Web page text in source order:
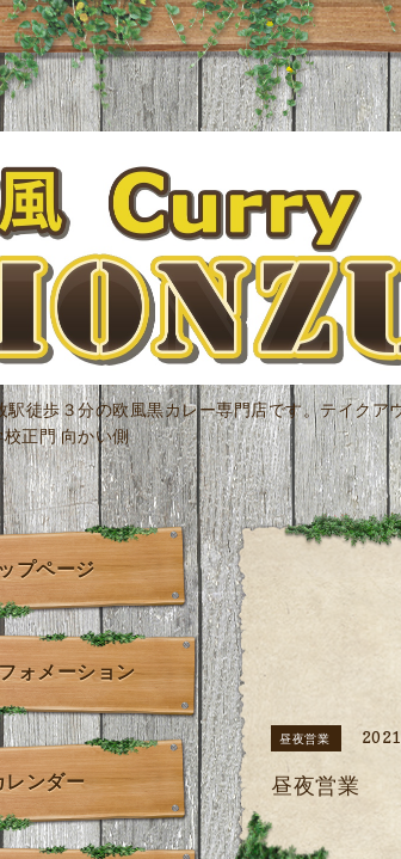
駅徒歩３分の欧風黒カレー専門店です。テイクア
正門 向かい側
昼夜営業
昼夜営業
プページ
ォメーション
レンダー